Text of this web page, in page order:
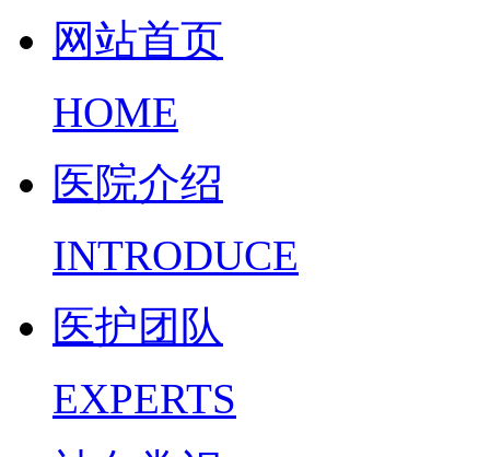
网站首页
HOME
医院介绍
INTRODUCE
医护团队
EXPERTS